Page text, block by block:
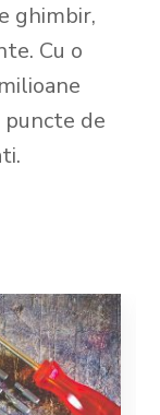
ghimbir,
Cu o
puncte de